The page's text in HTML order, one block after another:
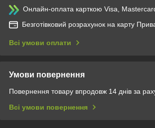
Онлайн-оплата карткою Visa,
Безготівковий розрахунок на карту
Всі умови оплати
Умови повернення
Повернення товару впродовж 14 днів за
Всі умови повернення